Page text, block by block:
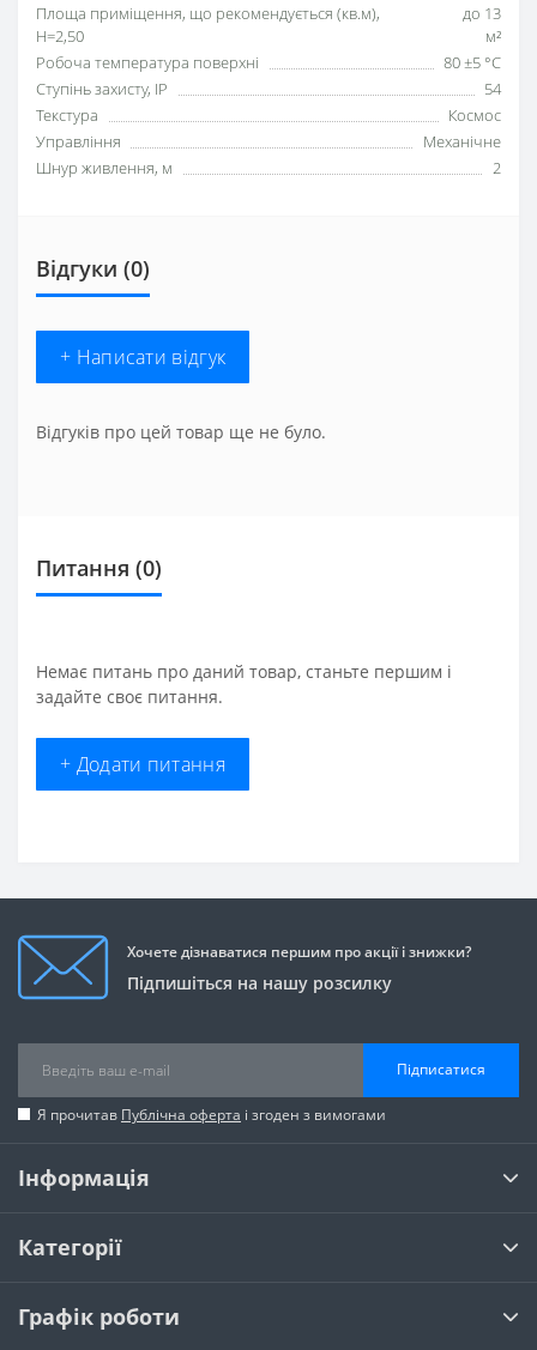
Площа приміщення, що рекомендується (кв.м),
H=2,50
до 13
м²
Робоча температура поверхні
80 ±5 °С
Ступінь захисту, IP
54
Текстура
Космос
Управління
Механічне
Шнур живлення, м
2
Відгуки (0)
+ Написати відгук
Відгуків про цей товар ще не було.
Питання (0)
Немає питань про даний товар, станьте першим і
задайте своє питання.
+ Додати питання
Хочете дізнаватися першим про акції і знижки?
Підпишіться на нашу розсилку
Підписатися
Я прочитав Публічна оферта і згоден з вимогами
Інформація
Категорії
Графік роботи